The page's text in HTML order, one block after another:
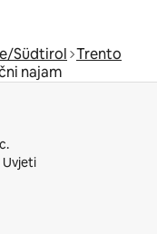
Südtirol Trento
najam
Uvjeti